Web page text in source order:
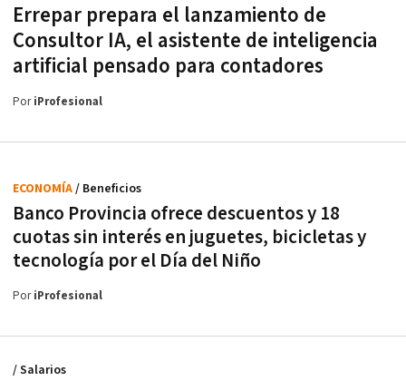
Errepar prepara el lanzamiento de
Consultor IA, el asistente de inteligencia
artificial pensado para contadores
PoriProfesional
Banco Provincia ofrece descuentos y 18
cuotas sin interés en juguetes, bicicletas y
tecnología por el Día del Niño
ECONOMÍA/ Beneficios
PoriProfesional
/ Salarios